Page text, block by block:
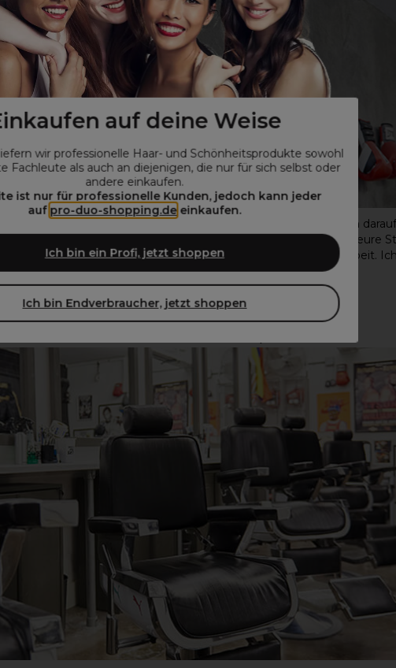
auf deine Weise
wir professionelle Haar- und Schönheitsprodukte sowohl
Fachleute als auch an diejenigen, die nur für sich selbst oder
andere einkaufen.
ist nur für professionelle Kunden, jedoch kann jeder
auf pro-duo-shopping.deeinkaufen.
Ich bin ein Profi, jetzt shoppen
Ich bin Endverbraucher, jetzt shoppen
und die neue Deko eingeplant. Aber stellen Sie sich
höchstwahrscheinlich sprengen. Ich entschied mich für teure
Besten bieten. Diese Belmont-Stühle erleichtern meine Arbeit.
arbeiten.“